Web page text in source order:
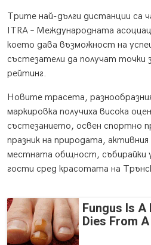
Трите най-дълги дистанции са
ITRA – Международната
което дава възможност на
състезатели да получат точки
рейтинг.
Новите трасета,
маркировка получиха висока
състезанието, освен спортно
празник на природата,
местната общност, събирайки
гости сред красотата на
Fungus Is
Dies From